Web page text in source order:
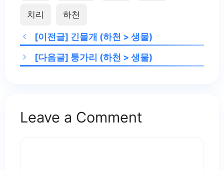
치리 하천
[이전글] 긴몰개 (하천 > 생물)
[다음글] 퉁가리 (하천 > 생물)
Leave a Comment